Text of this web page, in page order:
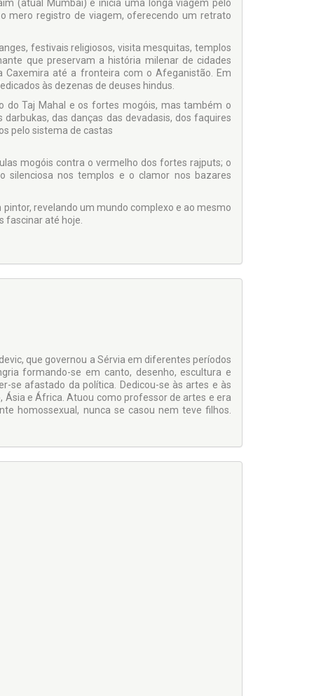
(atual Mumbai) e inicia uma longa viagem pelo
mero registro de viagem, oferecendo um retrato
festivais religiosos, visita mesquitas, templos
que preservam a história milenar de cidades
Caxemira até a fronteira com o Afeganistão. Em
às dezenas de deuses hindus.
do Taj Mahal e os fortes mogóis, mas também o
das danças das devadasis, dos faquires
pelo sistema de castas
mogóis contra o vermelho dos fortes rajputs; o
silenciosa nos templos e o clamor nos bazares
revelando um mundo complexo e ao mesmo
fascinar até hoje.
que governou a Sérvia em diferentes períodos
formando-se em canto, desenho, escultura e
se afastado da política. Dedicou-se às artes e às
Ásia e África. Atuou como professor de artes e era
homossexual, nunca se casou nem teve filhos.